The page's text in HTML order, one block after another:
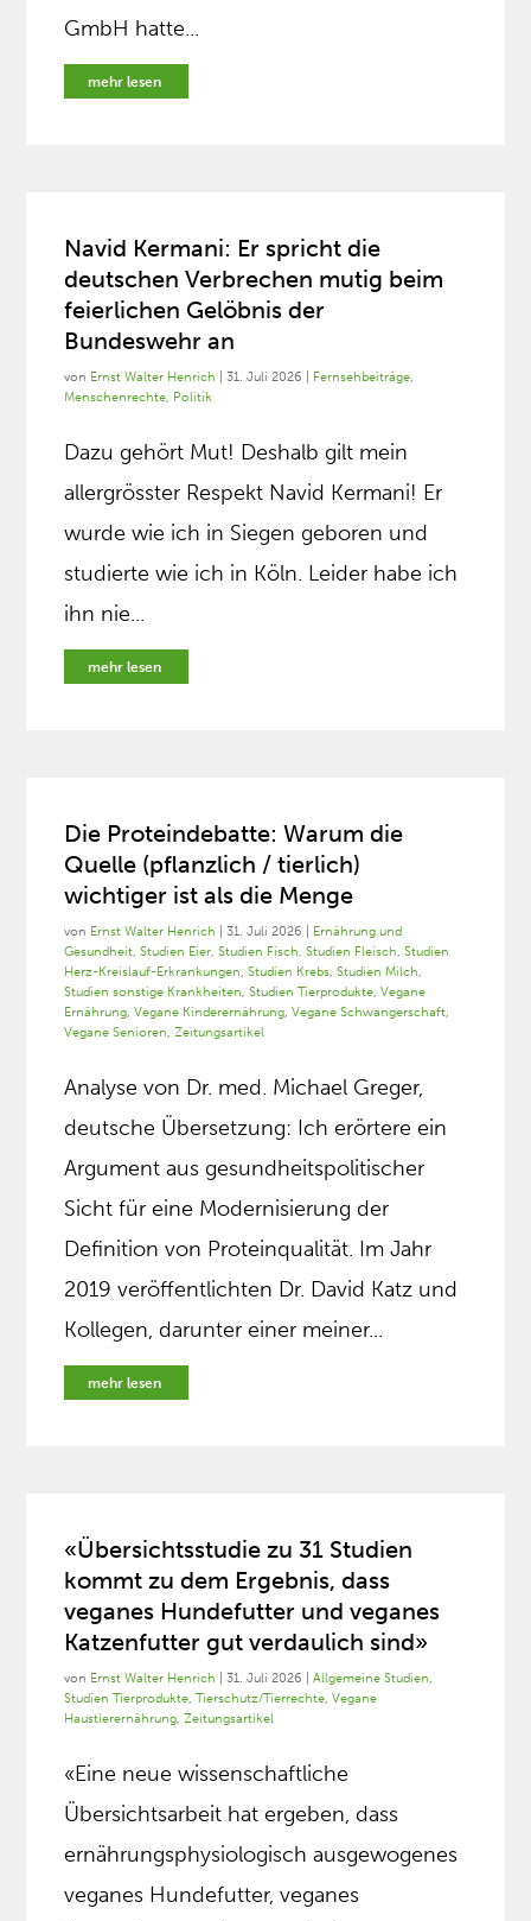
GmbH hatte...
mehr lesen
Navid Kermani: Er spricht die
deutschen Verbrechen mutig beim
feierlichen Gelöbnis der
Bundeswehr an
von Ernst Walter Henrich |31. Juli 2026 Fernsehbeiträge,
Menschenrechte, Politik
Dazu gehört Mut! Deshalb gilt mein
allergrösster Respekt Navid Kermani! Er
wurde wie ich in Siegen geboren und
studierte wie ich in Köln. Leider habe ich
ihn nie...
mehr lesen
Die Proteindebatte: Warum die
Quelle (pflanzlich / tierlich)
wichtiger ist als die Menge
von Ernst Walter Henrich |31. Juli 2026
Ernährung und
Gesundheit,Studien Eier,Studien Fisch,Studien Fleisch,Studien
Herz-Kreislauf-Erkrankungen,Studien Krebs,Studien Milch,
Studien sonstige Krankheiten,Studien Tierprodukte,Vegane
Ernährung,Vegane Kinderernährung,Vegane Schwangerschaft,
Vegane Senioren,Zeitungsartikel
Analyse von Dr. med. Michael Greger,
deutsche Übersetzung: Ich erörtere ein
Argument aus gesundheitspolitischer
Sicht für eine Modernisierung der
Definition von Proteinqualität. Im Jahr
2019 veröffentlichten Dr. David Katz und
Kollegen, darunter einer meiner...
mehr lesen
«Übersichtsstudie zu 31 Studien
kommt zu dem Ergebnis, dass
veganes Hundefutter und veganes
Katzenfutter gut verdaulich sind»
von Ernst Walter Henrich |31. Juli 2026 |Allgemeine Studien,
Studien Tierprodukte,Tierschutz/Tierrechte,Vegane
Haustierernährung,Zeitungsartikel
«Eine neue wissenschaftliche
Übersichtsarbeit hat ergeben, dass
ernährungsphysiologisch ausgewogenes
veganes Hundefutter, veganes